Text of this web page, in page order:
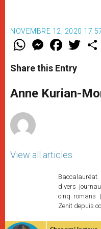
NOVEMBRE 12, 2020
W
t
s
p
p
M
e
s
e
g
e
F
a
e
b
o
k
w
r
Share this Entry
Anne Kurian-
View all articles
divers
cinq romans
Zenit depuis